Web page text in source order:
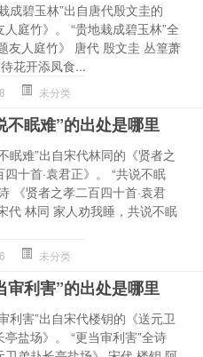
成碧玉林”出自唐代殷文圭的
人庭竹》。 “贵地栽成碧玉林”全
友人庭竹》 唐代 殷文圭 丛篁萧
花开添凤食...
未分类
不眠难”的出处是哪里
眠难”出自宋代林同的《贤者之
四十首·袁君正》。 “共说不眠
《贤者之孝二百四十首·袁君
代 林同 家人劝我睡，共说不眠
未分类
审利害”的出处是哪里
利害”出自宋代楼钥的《送元卫
亭盐场》。 “更当审利害”全诗